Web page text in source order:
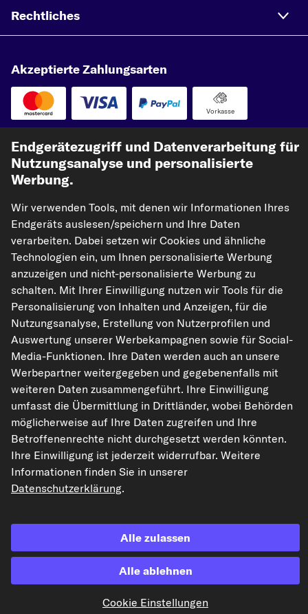
Rechtliches
Akzeptierte Zahlungsarten
Vorkasse
Unsere Versandpartner
kfzteile24.de carpardoo.nl
carpardoo.fr
carpardoo.dk
nicht vervielfältigt werden. Die Vervielfältigung und Verbreitung der Daten und
der Datenbank ohne vorherige Einwilligung von TecAlliance und/oder die
Einbeziehung Dritter in solche Aktivitäten ist streng verboten. Jegliche
unautorisierte Nutzung von Inhalten stellt eine Verletzung des Urheberrechts
dar und kann rechtliche Schritte nach sich ziehen.
Vertrag widerrufen
¹„Gratis Versand“ oder „ohne Versandkosten“ entsprechen dem Wegfall der
Endgerätezugriff und Datenverarbeitung für
Nutzungsanalyse und personalisierte
Werbung.
Wir verwenden Tools, mit denen wir Informationen Ihres
Endgeräts auslesen/speichern und Ihre Daten
verarbeiten. Dabei setzen wir Cookies und ähnliche
Technologien ein, um Ihnen personalisierte Werbung
anzuzeigen und nicht-personalisierte Werbung zu
schalten. Mit Ihrer Einwilligung nutzen wir Tools für die
Personalisierung von Inhalten und Anzeigen, für die
Nutzungsanalyse, Erstellung von Nutzerprofilen und
Auswertung unserer Werbekampagnen sowie für Social-
Media-Funktionen. Ihre Daten werden auch an unsere
Werbepartner weitergegeben und gegebenenfalls mit
weiteren Daten zusammengeführt. Ihre Einwilligung
umfasst die Übermittlung in Drittländer, wobei Behörden
möglicherweise auf Ihre Daten zugreifen und Ihre
Betroffenenrechte nicht durchgesetzt werden könnten.
Ihre Einwilligung ist jederzeit widerrufbar. Weitere
Informationen finden Sie in unserer
Datenschutzerklärung.
Alle zulassen
Alle ablehnen
Cookie Einstellungen